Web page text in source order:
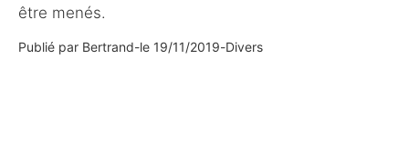
être menés.
Publié par Bertrand-le 19/11/2019-Divers